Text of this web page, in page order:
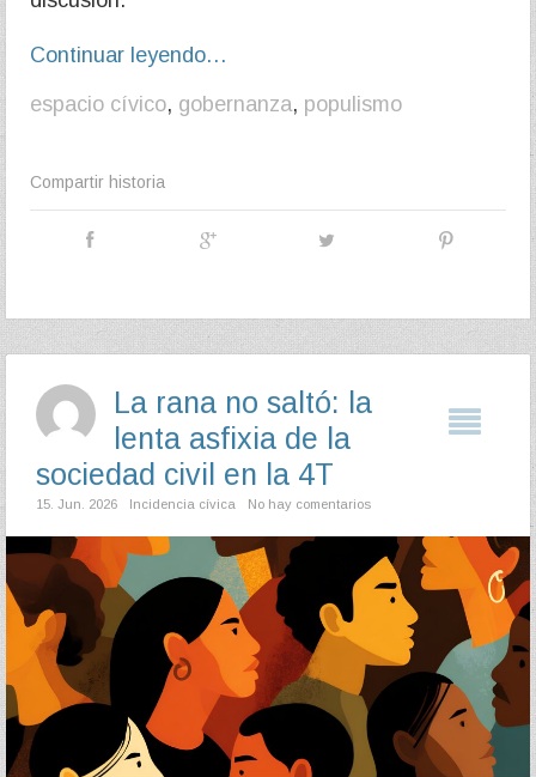
Continuar leyendo…
espacio cívico, gobernanza, populismo
Compartir historia
La rana no saltó: la
lenta asfixia de la
sociedad civil en la 4T
15. Jun. 2026 Incidencia cívica No hay comentarios